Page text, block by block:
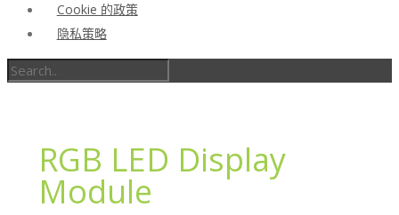
Cookie 的政策
隐私策略
RGB LED Display
Module